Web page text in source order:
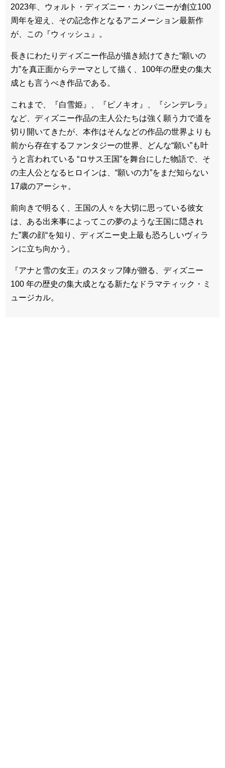
2023年、ウォルト・ディズニー・カンパニーが創立100
周年を迎え、その記念作となるアニメーション最新作
が、この『ウィッシュ』。
長きにわたりディズニー作品が描き続けてきた“願いの
力”を真正面からテーマとして描く、100年の歴史の集大
成とも言うべき作品である。
これまで、『白雪姫』、『ピノキオ』、『シンデレラ』
など、ディズニー作品の主人公たちは強く願う力で道を
切り開いてきたが、本作はそんなどの作品の世界よりも
前から存在するファンタジーの世界、どんな“願い”も叶
うと言われている “ロサス王国”を舞台にした物語で、そ
の主人公となるヒロインは、“願いの力”をまだ知らない
17歳のアーシャ。
前向きで明るく、王国の人々を大切に思っている彼女
は、ある出来事によってこの夢のような王国に隠され
た”裏の顔“を知り、ディズニー史上最も恐ろしいヴィラ
ンに立ち向かう。
『アナと雪の女王』のスタッフ陣が贈る、ディズニー
100 年の歴史の集大成となる新たなドラマティック・ミ
ュージカル。